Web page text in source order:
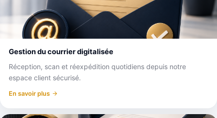
Gestion du courrier digitalisée
Réception, scan et réexpédition quotidiens depuis notre
espace client sécurisé.
En savoir plus